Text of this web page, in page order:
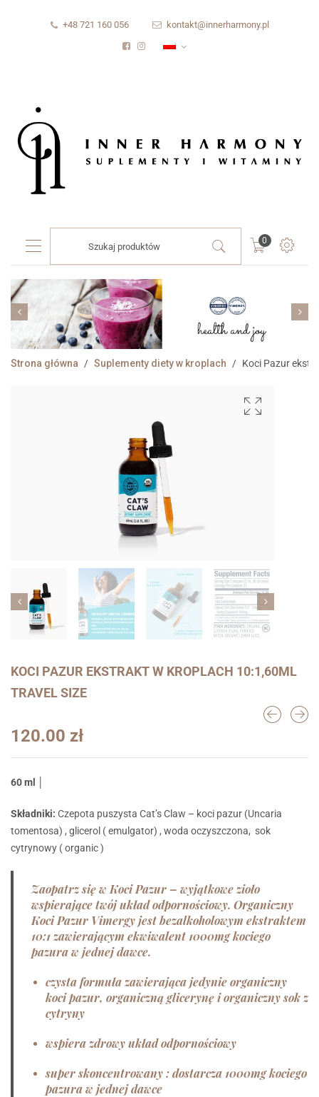
+48 721 160 056 kontakt@innerharmony.pl
search
0
Strona główna / Suplementy diety w kroplach / Koci Pazur
KOCI PAZUR EKSTRAKT W KROPLACH 10:1,60ML
TRAVEL SIZE
120.00 zł
60 ml
Składniki: Czepota puszysta Cat’s Claw – koci pazur (Uncaria
tomentosa) , glicerol ( emulgator) , woda oczyszczona, sok
cytrynowy ( organic )
Zaopatrz się w Koci Pazur – wyjątkowe zioło
wspierające twój układ odpornościowy. Organiczny
Koci Pazur Vimergy jest bezalkoholowym ekstraktem
10:1 zawierającym ekwiwalent 1000mg kociego
pazura w jednej dawce.
czysta formuła zawierająca jedynie organiczny
koci pazur, organiczną glicerynę i organiczny sok z
cytryny
wspiera zdrowy układ odpornościowy
super skoncentrowany : dostarcza 1000mg kociego
pazura w jednej dawce